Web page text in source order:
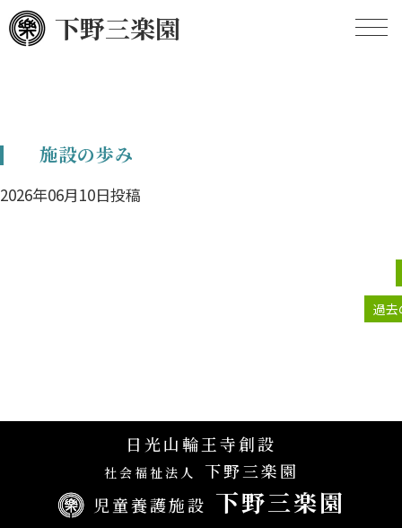
下野三楽園
決算報告
第三者評価報告
施設の歩み
2026年06月10日投稿
過去
日光山輪王寺創設
社会福祉法人
下野三楽園
児童養護施設 下野三楽園